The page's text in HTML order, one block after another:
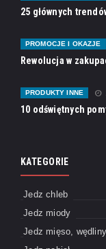
25 głównych
PROMOCJE I OKAZJE
Rewolucja w
PRODUKTY INNE
10 odświętnych
KATEGORIE
Jedz chleb
Jedz miody
Jedz mięso,